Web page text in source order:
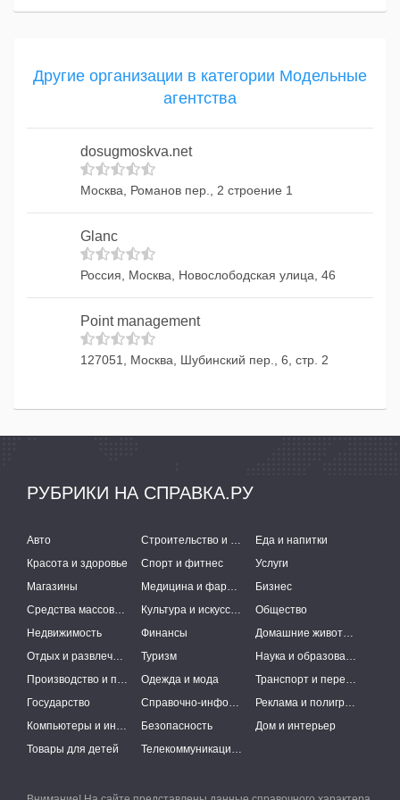
Другие организации в категории Модельные
агентства
dosugmoskva.net
Москва, Романов пер., 2 строение 1
Glanc
Россия, Москва, Новослободская улица, 46
Point management
127051, Москва, Шубинский пер., 6, стр. 2
РУБРИКИ НА СПРАВКА.РУ
Авто Строительство и ремонт
Еда и напитки
Красота и здоровье
Спорт и фитнес
Услуги
Магазины
Медицина и фармацевтика
Бизнес
Средства массовой информации
Культура и искусство
Общество
Недвижимость
Финансы
Домашние животные
Отдых и развлечения
Туризм
Наука и образование
Производство и поставки
Одежда и мода
Транспорт и перевозки
Государство
Справочно-информационные системы
Реклама и полиграфия
Компьютеры и интернет
Безопасность
Дом и интерьер
Товары для детей
Телекоммуникации и связь